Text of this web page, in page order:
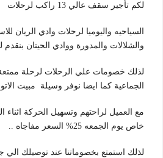
لكم تأجير سقف عالي 13 راكب لرحلات
السياحيه واليوميا لرحلات وادي الريان
والشلالات والمدورة ووادي الحيتان بنقدم
لذلك خصومات علي الرحلات لرحلة ممتعة
الجماعية كما ايضا نوفر وسيلة مبيت
مع العميل لراحتهم وتسهيل الحركة
خاص يوم الجمعه 25% السعر مفاجاه ..
لذلك استمتع بخصوماتنا عند توصيلك الي